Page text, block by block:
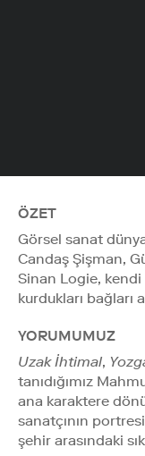
ÖZET
Görsel sanat
Candaş Şişman,
Sinan Logie, kendi
kurdukları bağları
YORUMUMUZ
Uzak İhtimal,
tanıdığımız
ana karaktere
sanatçının
şehir arasındaki